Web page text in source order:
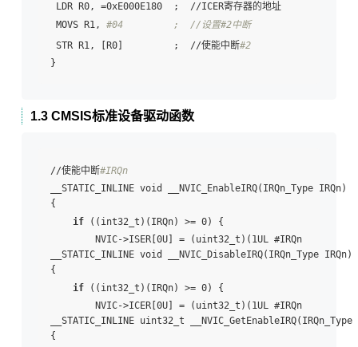
LDR R0, =0xE000E180  ;  //ICER寄存器的地址
MOVS R1, #04         ;  //设置#2中断
STR R1, [R0]         ;  //使能中断#2
1.3 CMSIS标准设备驱动函数
//使能中断#IRQn
__STATIC_INLINE void __NVIC_EnableIRQ(IRQn_Type IRQn)
{
if ((int32_t)(IRQn) >= 0) {
NVIC->ISER[0U] = (uint32_t)(1UL #IRQn
__STATIC_INLINE void __NVIC_DisableIRQ(IRQn_Type IRQn)
{
if ((int32_t)(IRQn) >= 0) {
NVIC->ICER[0U] = (uint32_t)(1UL #IRQn
__STATIC_INLINE uint32_t __NVIC_GetEnableIRQ(IRQn_Type
{